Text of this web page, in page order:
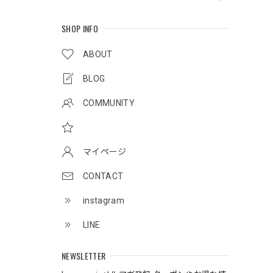
SHOP INFO
ABOUT
BLOG
COMMUNITY
マイページ
CONTACT
instagram
LINE
NEWSLETTER